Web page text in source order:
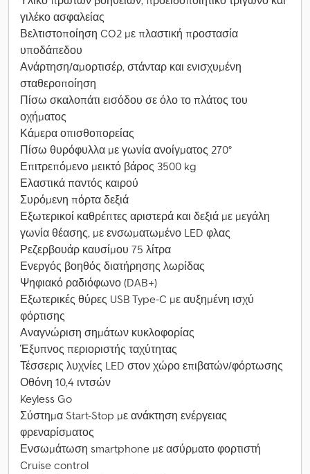
γιλέκο ασφαλείας
Βελτιστοποίηση CO2 με πλαστική προστασία
υποδάπεδου
Ανάρτηση/αμορτισέρ, στάνταρ και ενισχυμένη
σταθεροποίηση
Πίσω σκαλοπάτι εισόδου σε όλο το πλάτος του
οχήματος
Κάμερα οπισθοπορείας
Πίσω θυρόφυλλα με γωνία ανοίγματος 270°
Επιτρεπόμενο μεικτό βάρος 3500 kg
Ελαστικά παντός καιρού
Συρόμενη πόρτα δεξιά
Εξωτερικοί καθρέπτες αριστερά και δεξιά με μεγάλη
γωνία θέασης, με ενσωματωμένο LED φλας
Ρεζερβουάρ καυσίμου 75 λίτρα
Ενεργός βοηθός διατήρησης λωρίδας
Ψηφιακό ραδιόφωνο (DAB+)
Εξωτερικές θύρες USB Type-C με αυξημένη ισχύ
φόρτισης
Αναγνώριση σημάτων κυκλοφορίας
Έξυπνος περιοριστής ταχύτητας
Τέσσερις λυχνίες LED στον χώρο επιβατών/φόρτωσης
Οθόνη 10,4 ιντσών
Keyless Go
Σύστημα Start-Stop με ανάκτηση ενέργειας
φρεναρίσματος
Ενσωμάτωση smartphone με ασύρματο φορτιστή
Cruise control